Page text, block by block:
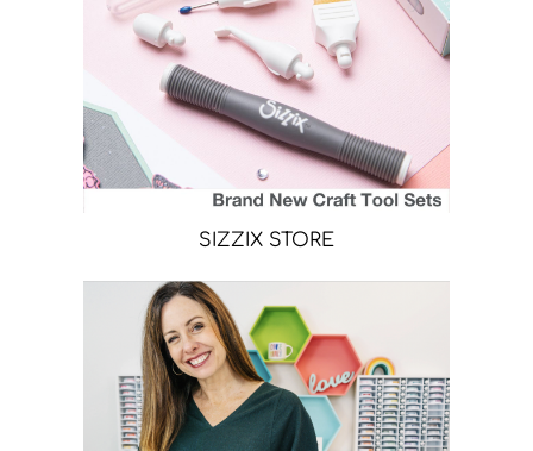
SIZZIX STORE